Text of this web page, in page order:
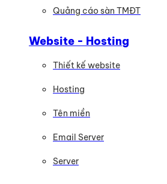
Quảng cáo sàn TMĐT
Website - Hosting
Thiết kế website
Hosting
Tên miền
Email Server
Server